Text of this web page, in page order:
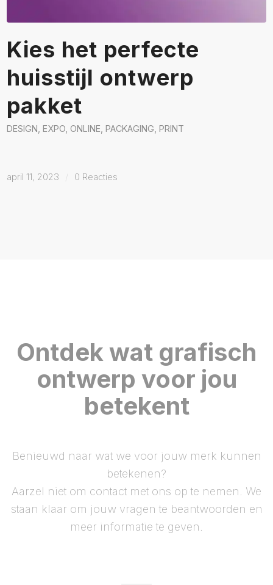
Kies het perfecte
huisstijl ontwerp
pakket
DESIGN ,EXPO ONLINE ,PACKAGING ,PRINT
april 11, 2023 0 Reacties
Ontdek wat grafisch
ontwerp voor jou
betekent
Benieuwd naar wat we voor jouw merk kunnen
betekenen?
Aarzel niet om contact met ons op te nemen. We
staan klaar om jouw vragen te beantwoorden en
meer informatie te geven.